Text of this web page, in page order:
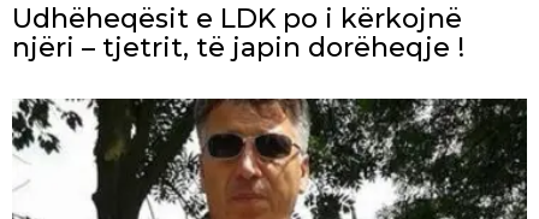
Udhëheqësit e LDK po i kërkojnë
njëri – tjetrit, të japin dorëheqje !